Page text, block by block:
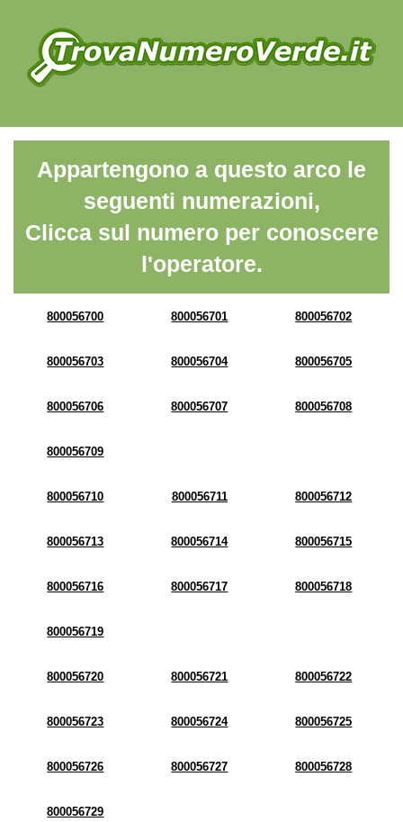
Appartengono a questo arco le
seguenti numerazioni,
Clicca sul numero per conoscere
l'operatore.
800056700 800056701 800056702
800056703 800056704 800056705
800056706 800056707 800056708
800056709
800056710 800056711 800056712
800056713 800056714 800056715
800056716 800056717 800056718
800056719
800056720 800056721 800056722
800056723 800056724 800056725
800056726 800056727 800056728
800056729